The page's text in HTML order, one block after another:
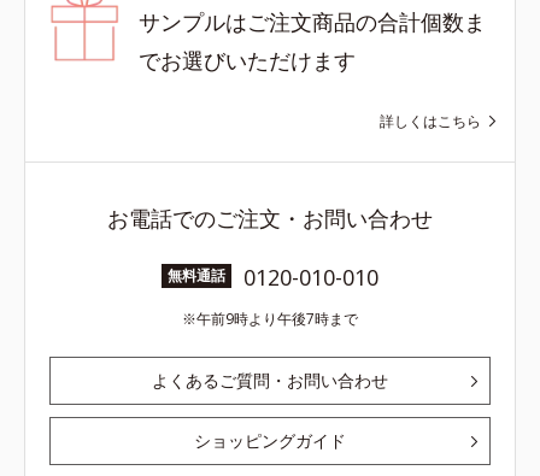
サンプルはご注文商品の合計個数ま
でお選びいただけます
詳しくはこちら
お電話でのご注文・お問い合わせ
無料通話 0120-010-010
午前9時より午後7時まで
よくあるご質問・お問い合わせ
ショッピングガイド